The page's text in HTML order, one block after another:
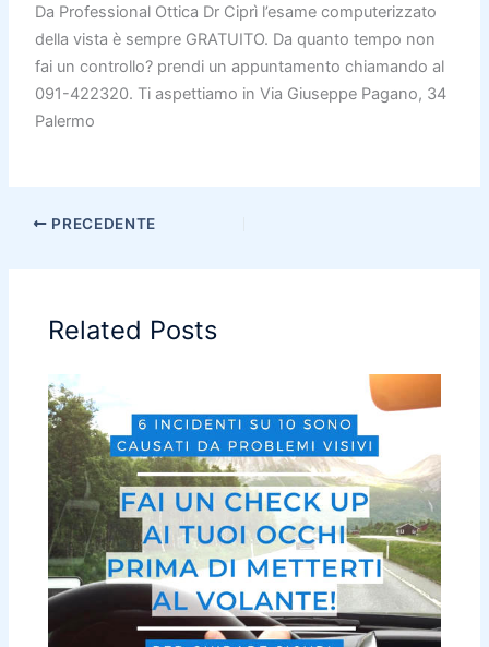
Da Professional Ottica Dr Ciprì l’esame computerizzato
della vista è sempre GRATUITO. Da quanto tempo non
fai un controllo? prendi un appuntamento chiamando al
091-422320. Ti aspettiamo in Via Giuseppe Pagano, 34
Palermo
PRECEDENTE
Related Posts